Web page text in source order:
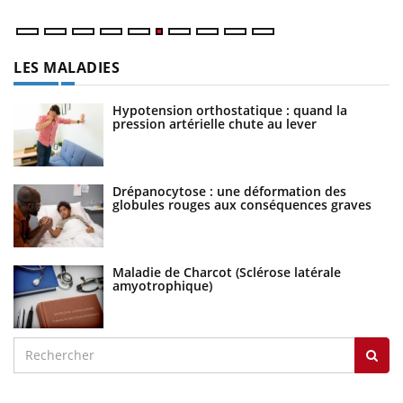
LES MALADIES
Hypotension orthostatique : quand la
pression artérielle chute au lever
Drépanocytose : une déformation des
globules rouges aux conséquences graves
Maladie de Charcot (Sclérose latérale
amyotrophique)